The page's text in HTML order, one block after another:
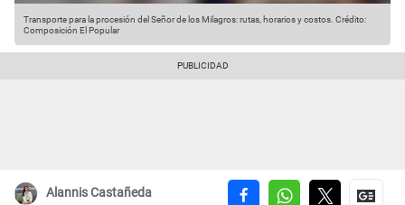
Transporte para la procesión del Señor de los Milagros: rutas, horarios y costos. Crédito:
Composición El Popular
Alannis Castañeda